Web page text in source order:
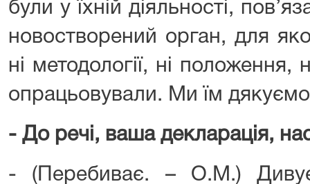
були у їхній діяльності,
новостворений орган, для
ні методології, ні положення,
опрацьовували. Ми їм
- До речі, ваша декларація,
- (Перебиває. – О.М.)